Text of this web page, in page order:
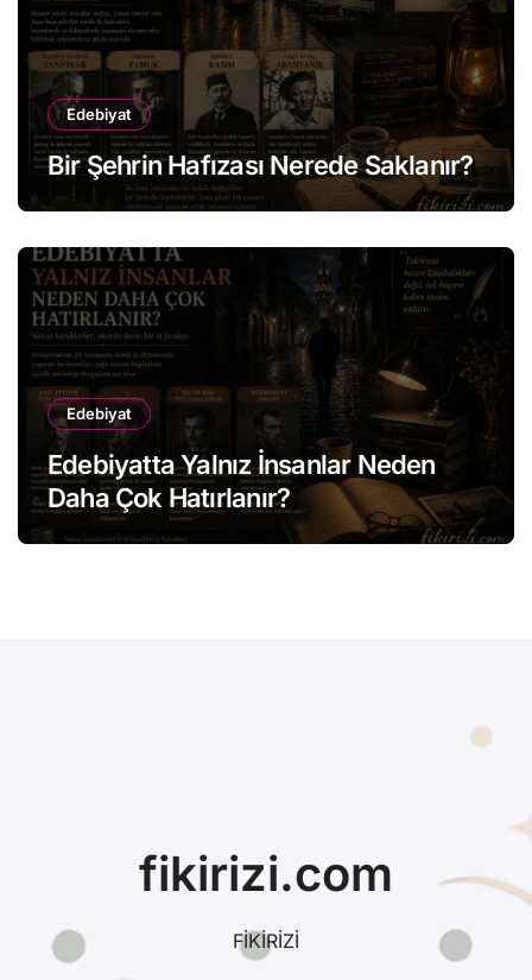
Edebiyat
Bir Şehrin Hafızası Nerede Saklanır?
Edebiyat
Edebiyatta Yalnız İnsanlar Neden
Daha Çok Hatırlanır?
fikirizi.com
FİKİRİZİ